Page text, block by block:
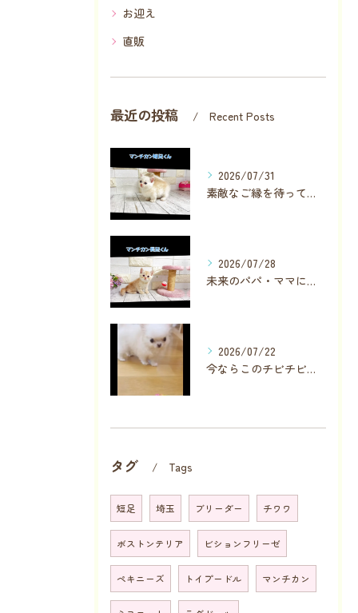
お迎え
直販
最近の投稿 Recent Posts
2026/07/31
素敵なご縁を待っている子が数名います✨
2026/07/28
未来のパパ・ママに見つかりますように❣️
2026/07/22
今ならこのチビチビちゃんに直接会っていただけます
タグ Tags
短足 埼玉 ブリーダー チワワ
ボストンテリア ビションフリーゼ
ペキニーズ トイプードル マンチカン